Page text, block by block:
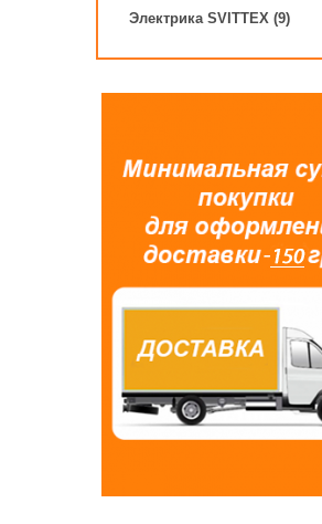
Электрика SVITTEX (9)